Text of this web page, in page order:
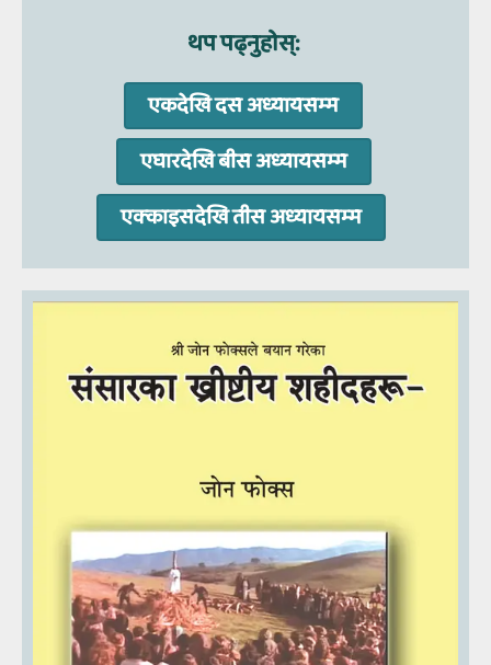
थप पढ्‍नुहोस्‌:
एकदेखि दस अध्‍यायसम्‍म
एघारदेखि बीस अध्‍यायसम्‍म
एक्‍काइसदेखि तीस अध्‍यायसम्‍म